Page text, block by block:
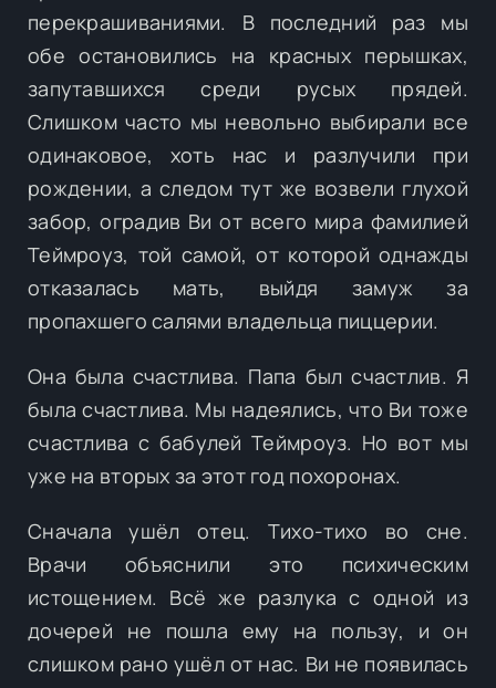
перекрашиваниями. В последний раз мы
обе остановились на красных перышках,
запутавшихся среди русых прядей.
Слишком часто мы невольно выбирали все
одинаковое, хоть нас и разлучили при
рождении, а следом тут же возвели глухой
забор, оградив Ви от всего мира фамилией
Теймроуз, той самой, от которой однажды
отказалась мать, выйдя замуж за
пропахшего салями владельца пиццерии.
Она была счастлива. Папа был счастлив. Я
была счастлива. Мы надеялись, что Ви тоже
счастлива с бабулей Теймроуз. Но вот мы
уже на вторых за этот год похоронах.
Сначала ушёл отец. Тихо-тихо во сне.
Врачи объяснили это психическим
истощением. Всё же разлука с одной из
дочерей не пошла ему на пользу, и он
слишком рано ушёл от нас. Ви не появилась